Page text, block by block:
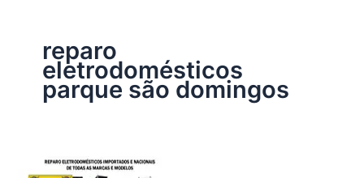
reparo
eletrodomésticos
parque são domingos